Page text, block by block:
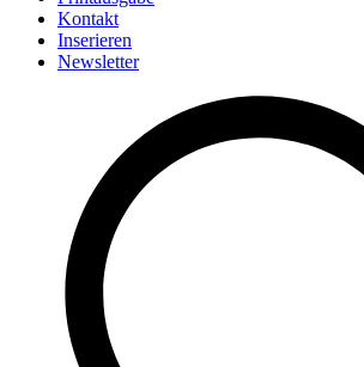
Kontakt
Inserieren
Newsletter